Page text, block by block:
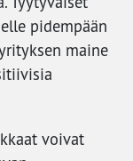
pidempään
maine
voivat